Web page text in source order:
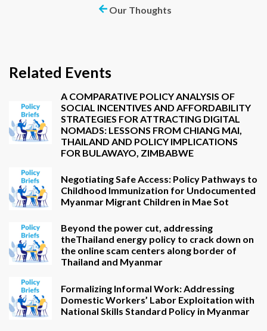
Our Thoughts
Related Events
A COMPARATIVE POLICY ANALYSIS OF
SOCIAL INCENTIVES AND AFFORDABILITY
STRATEGIES FOR ATTRACTING DIGITAL
NOMADS: LESSONS FROM CHIANG MAI,
THAILAND AND POLICY IMPLICATIONS
FOR BULAWAYO, ZIMBABWE
Negotiating Safe Access: Policy Pathways to
Childhood Immunization for Undocumented
Myanmar Migrant Children in Mae Sot
Beyond the power cut, addressing
theThailand energy policy to crack down on
the online scam centers along border of
Thailand and Myanmar
Formalizing Informal Work: Addressing
Domestic Workers’ Labor Exploitation with
National Skills Standard Policy in Myanmar